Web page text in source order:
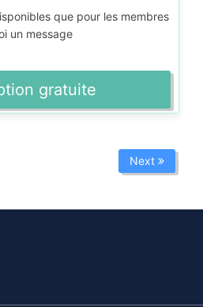
que pour les membres
un message
gratuite
Next